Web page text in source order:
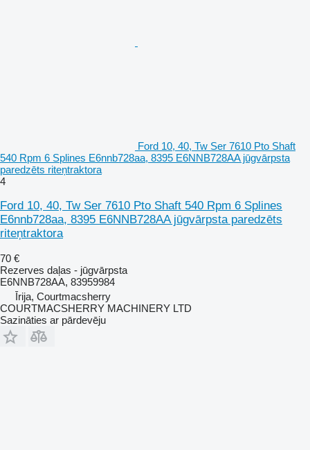
Ford 10, 40, Tw Ser 7610 Pto Shaft
540 Rpm 6 Splines E6nnb728aa, 8395 E6NNB728AA jūgvārpsta
paredzēts riteņtraktora
4
Ford 10, 40, Tw Ser 7610 Pto Shaft 540 Rpm 6 Splines
E6nnb728aa, 8395 E6NNB728AA jūgvārpsta paredzēts
riteņtraktora
70 €
Rezerves daļas - jūgvārpsta
E6NNB728AA, 83959984
Īrija, Courtmacsherry
COURTMACSHERRY MACHINERY LTD
Sazināties ar pārdevēju